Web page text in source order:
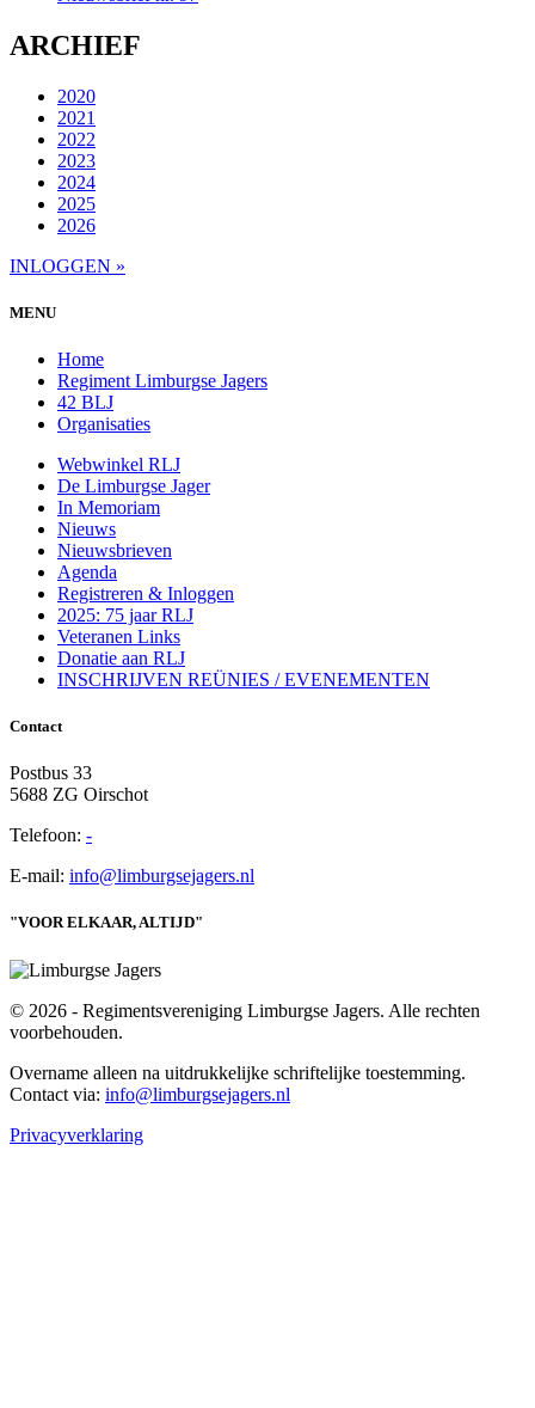
ARCHIEF
2020
2021
2022
2023
2024
2025
2026
INLOGGEN »
MENU
Home
Regiment Limburgse Jagers
42 BLJ
Organisaties
Webwinkel RLJ
De Limburgse Jager
In Memoriam
Nieuws
Nieuwsbrieven
Agenda
Registreren & Inloggen
2025: 75 jaar RLJ
Veteranen Links
Donatie aan RLJ
INSCHRIJVEN REÜNIES / EVENEMENTEN
Contact
Postbus 33
5688 ZG Oirschot
Telefoon: -
E-mail: info@limburgsejagers.nl
"VOOR ELKAAR, ALTIJD"
© 2026 - Regimentsvereniging Limburgse Jagers. Alle rechten
voorbehouden.
Overname alleen na uitdrukkelijke schriftelijke toestemming.
Contact via: info@limburgsejagers.nl
Privacyverklaring